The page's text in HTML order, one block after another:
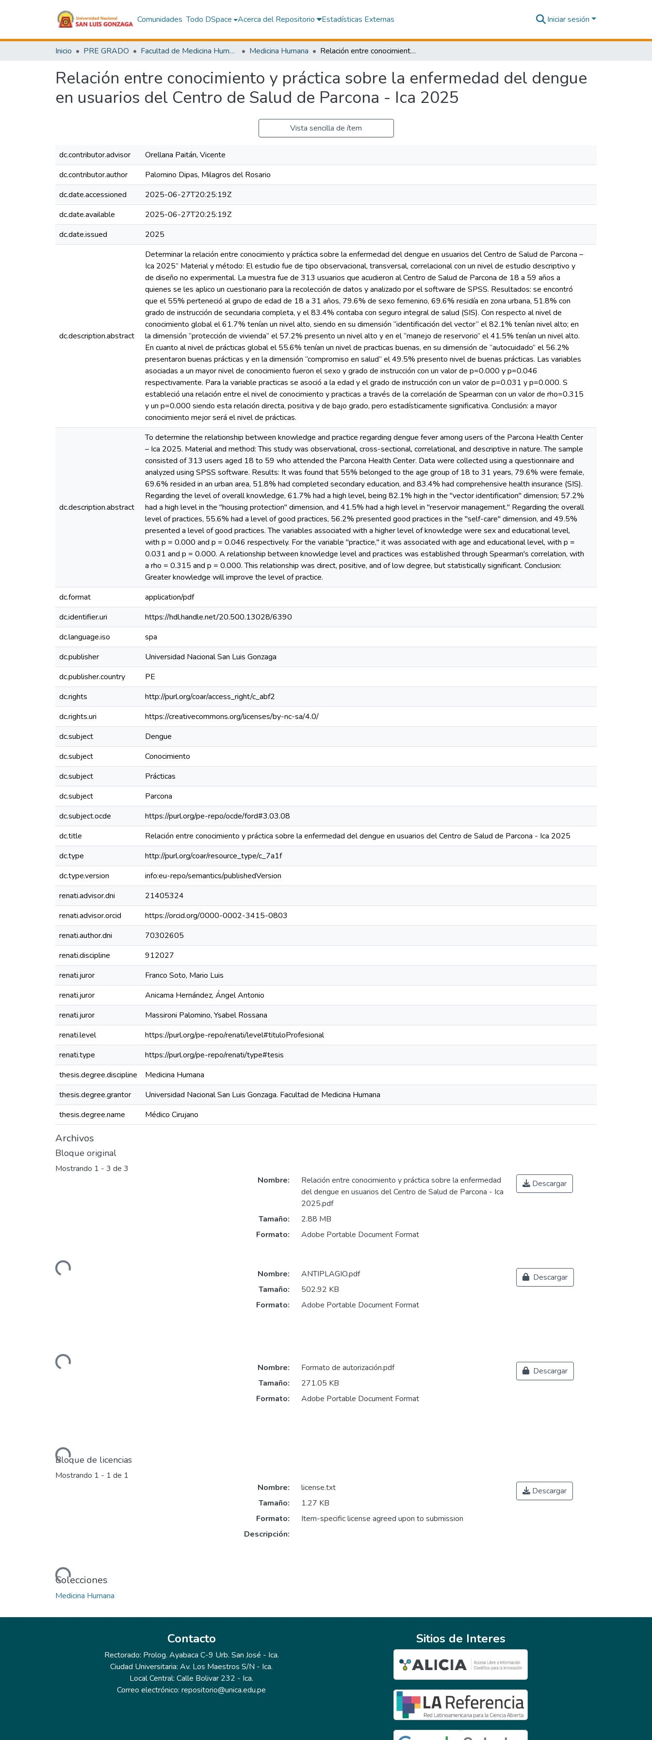
Comunidades Todo DSpace Acerca del Repositorio Estadísticas Externas Iniciar sesión
Inicio PRE GRADO Facultad de Medicina Humana Medicina Humana Relación entre conocimiento y práctica sobre la enfermedad del dengue en usuarios del Centro de Salud de Parcona - Ica 2025
Relación entre conocimiento y práctica sobre la enfermedad del dengue
en usuarios del Centro de Salud de Parcona - Ica 2025
Vista sencilla de ítem
dc.contributor.advisor
Orellana Paitán, Vicente
dc.contributor.author
Palomino Dipas, Milagros del Rosario
dc.date.accessioned
2025-06-27T20:25:19Z
dc.date.available
2025-06-27T20:25:19Z
dc.date.issued
2025
dc.description.abstract
Determinar la relación entre conocimiento y práctica sobre la enfermedad del dengue en usuarios del Centro de Salud de Parcona –
Ica 2025” Material y método: El estudio fue de tipo observacional, transversal, correlacional con un nivel de estudio descriptivo y
de diseño no experimental. La muestra fue de 313 usuarios que acudieron al Centro de Salud de Parcona de 18 a 59 años a
quienes se les aplico un cuestionario para la recolección de datos y analizado por el software de SPSS. Resultados: se encontró
que el 55% perteneció al grupo de edad de 18 a 31 años, 79.6% de sexo femenino, 69.6% residía en zona urbana, 51.8% con
grado de instrucción de secundaria completa, y el 83.4% contaba con seguro integral de salud (SIS). Con respecto al nivel de
conocimiento global el 61.7% tenían un nivel alto, siendo en su dimensión “identificación del vector” el 82.1% tenían nivel alto; en
la dimensión “protección de vivienda” el 57.2% presento un nivel alto y en el “manejo de reservorio” el 41.5% tenían un nivel alto.
En cuanto al nivel de prácticas global el 55.6% tenían un nivel de practicas buenas, en su dimensión de “autocuidado” el 56.2%
presentaron buenas prácticas y en la dimensión “compromiso en salud” el 49.5% presento nivel de buenas prácticas. Las variables
asociadas a un mayor nivel de conocimiento fueron el sexo y grado de instrucción con un valor de p=0.000 y p=0.046
respectivamente. Para la variable practicas se asoció a la edad y el grado de instrucción con un valor de p=0.031 y p=0.000. S
estableció una relación entre el nivel de conocimiento y practicas a través de la correlación de Spearman con un valor de rho=0.315
y un p=0.000 siendo esta relación directa, positiva y de bajo grado, pero estadísticamente significativa. Conclusión: a mayor
conocimiento mejor será el nivel de prácticas.
dc.description.abstract
To determine the relationship between knowledge and practice regarding dengue fever among users of the Parcona Health Center
– Ica 2025. Material and method: This study was observational, cross-sectional, correlational, and descriptive in nature. The sample
consisted of 313 users aged 18 to 59 who attended the Parcona Health Center. Data were collected using a questionnaire and
analyzed using SPSS software. Results: It was found that 55% belonged to the age group of 18 to 31 years, 79.6% were female,
69.6% resided in an urban area, 51.8% had completed secondary education, and 83.4% had comprehensive health insurance (SIS).
Regarding the level of overall knowledge, 61.7% had a high level, being 82.1% high in the "vector identification" dimension; 57.2%
had a high level in the "housing protection" dimension, and 41.5% had a high level in "reservoir management." Regarding the overall
level of practices, 55.6% had a level of good practices, 56.2% presented good practices in the "self-care" dimension, and 49.5%
presented a level of good practices. The variables associated with a higher level of knowledge were sex and educational level,
with p = 0.000 and p = 0.046 respectively. For the variable "practice," it was associated with age and educational level, with p =
0.031 and p = 0.000. A relationship between knowledge level and practices was established through Spearman's correlation, with
a rho = 0.315 and p = 0.000. This relationship was direct, positive, and of low degree, but statistically significant. Conclusion:
Greater knowledge will improve the level of practice.
dc.format
application/pdf
dc.identifier.uri
https://hdl.handle.net/20.500.13028/6390
dc.language.iso
spa
dc.publisher
Universidad Nacional San Luis Gonzaga
dc.publisher.country
PE
dc.rights
http://purl.org/coar/access_right/c_abf2
dc.rights.uri
https://creativecommons.org/licenses/by-nc-sa/4.0/
dc.subject
Dengue
dc.subject
Conocimiento
dc.subject
Prácticas
dc.subject
Parcona
dc.subject.ocde
https://purl.org/pe-repo/ocde/ford#3.03.08
dc.title
Relación entre conocimiento y práctica sobre la enfermedad del dengue en usuarios del Centro de Salud de Parcona - Ica 2025
dc.type
http://purl.org/coar/resource_type/c_7a1f
dc.type.version
info:eu-repo/semantics/publishedVersion
renati.advisor.dni
21405324
renati.advisor.orcid
https://orcid.org/0000-0002-3415-0803
renati.author.dni
70302605
renati.discipline
912027
renati.juror
Franco Soto, Mario Luis
renati.juror
Anicama Hernández, Ángel Antonio
renati.juror
Massironi Palomino, Ysabel Rossana
renati.level
https://purl.org/pe-repo/renati/level#tituloProfesional
renati.type
https://purl.org/pe-repo/renati/type#tesis
thesis.degree.discipline
Medicina Humana
thesis.degree.grantor
Universidad Nacional San Luis Gonzaga. Facultad de Medicina Humana
thesis.degree.name
Médico Cirujano
Archivos
Bloque original
Mostrando 1 - 3 de 3
Cargando...
Nombre:
Relación entre conocimiento y práctica sobre la enfermedad
del dengue en usuarios del Centro de Salud de Parcona - Ica
2025.pdf
Tamaño:
2.88 MB
Formato:
Adobe Portable Document Format
Descargar
Cargando...
Nombre:
ANTIPLAGIO.pdf
Tamaño:
502.92 KB
Formato:
Adobe Portable Document Format
Descargar
Cargando...
Nombre:
Formato de autorización.pdf
Tamaño:
271.05 KB
Formato:
Adobe Portable Document Format
Descargar
Bloque de licencias
Mostrando 1 - 1 de 1
Cargando...
Nombre:
license.txt
Tamaño:
1.27 KB
Formato:
Item-specific license agreed upon to submission
Descripción:
Descargar
Colecciones
Medicina Humana
Contacto
Rectorado: Prolog. Ayabaca C-9 Urb. San José - Ica.
Ciudad Universitaria: Av. Los Maestros S/N - Ica.
Local Central: Calle Bolivar 232 - Ica.
Correo electrónico: repositorio@unica.edu.pe
Sitios de Interes